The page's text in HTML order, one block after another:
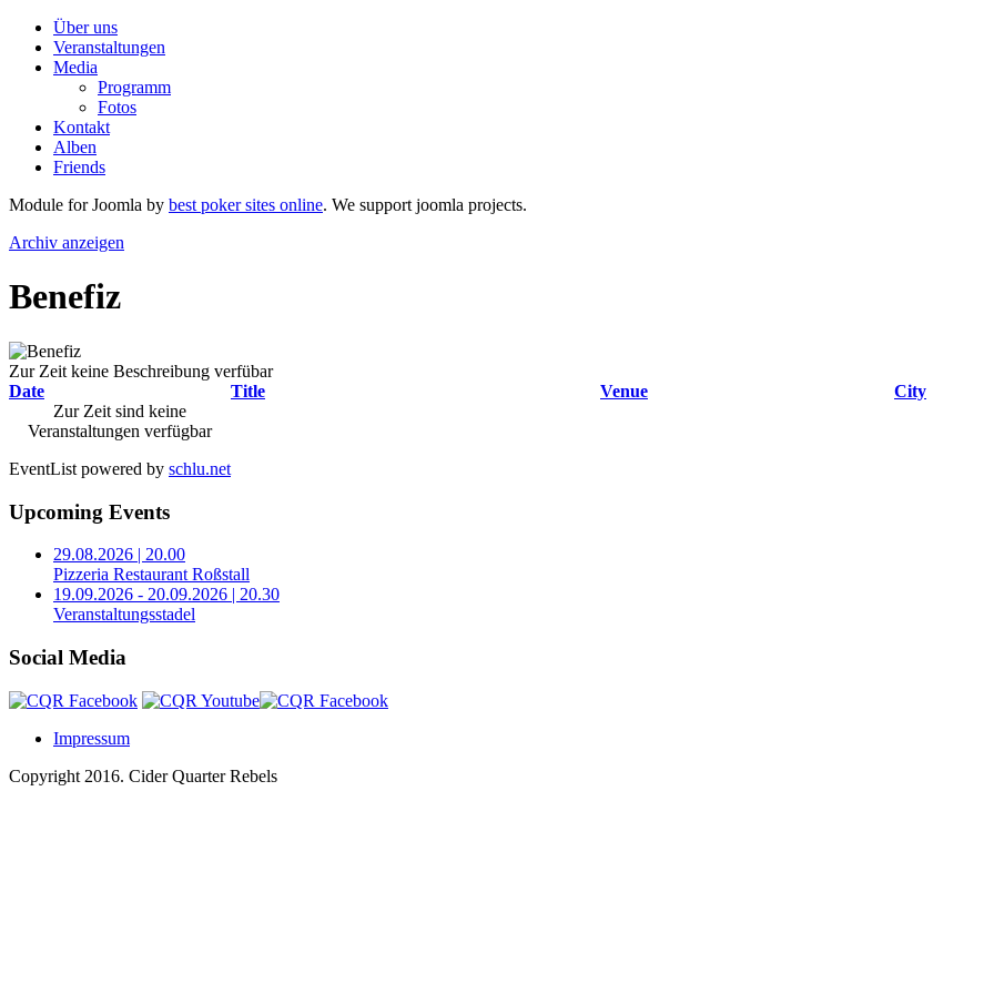
Über uns
Veranstaltungen
Media
Programm
Fotos
Kontakt
Alben
Friends
Module for Joomla by best poker sites online. We support joomla projects.
Archiv anzeigen
Benefiz
Zur Zeit keine Beschreibung verfübar
Date
Title Venue
City
Zur Zeit sind keine
Veranstaltungen verfügbar
EventList powered by schlu.net
Upcoming Events
29.08.2026 | 20.00
Pizzeria Restaurant Roßstall
19.09.2026 - 20.09.2026 | 20.30
Veranstaltungsstadel
Social Media
Impressum
Copyright 2016. Cider Quarter Rebels